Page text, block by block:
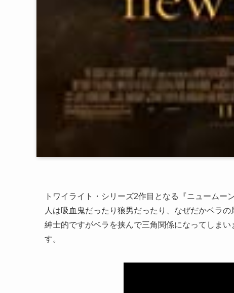
トワイライト・シリーズ2作目となる『ニューム
人は吸血鬼だったり狼男だったり、なぜだかベラ
紳士的ですがベラを挟んで三角関係になってしま
す。